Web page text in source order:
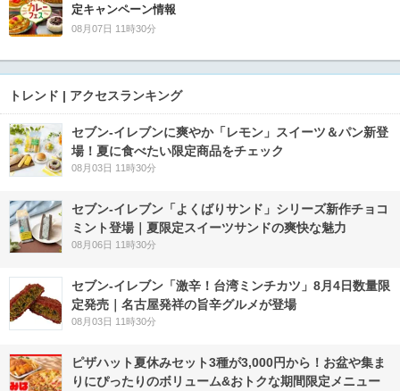
定キャンペーン情報
08月07日 11時30分
トレンド | アクセスランキング
セブン‐イレブンに爽やか「レモン」スイーツ＆パン新登
場！夏に食べたい限定商品をチェック
08月03日 11時30分
セブン‐イレブン「よくばりサンド」シリーズ新作チョコ
ミント登場｜夏限定スイーツサンドの爽快な魅力
08月06日 11時30分
セブン-イレブン「激辛！台湾ミンチカツ」8月4日数量限
定発売｜名古屋発祥の旨辛グルメが登場
08月03日 11時30分
ピザハット夏休みセット3種が3,000円から！お盆や集ま
りにぴったりのボリューム&おトクな期間限定メニュー